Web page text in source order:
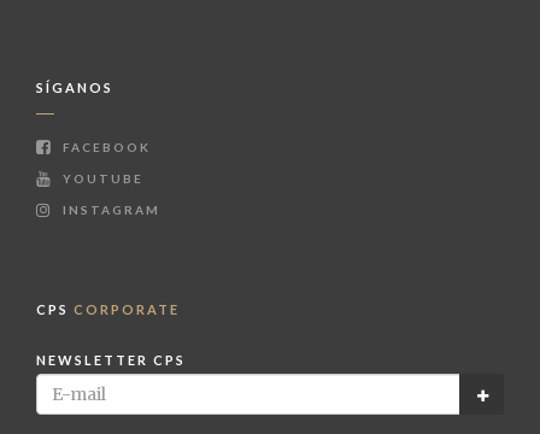
SÍGANOS
FACEBOOK
YOUTUBE
INSTAGRAM
CPS CORPORATE
NEWSLETTER CPS